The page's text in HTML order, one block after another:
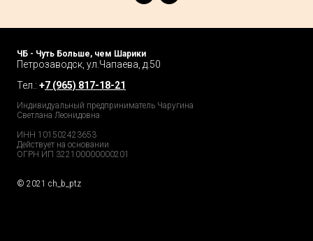
ЧБ - Чуть Больше, чем Шарики
Петрозаводск, ул.Чапаева, д.50
Тел.: +7 (965) 817-18-21
Индивидуальный предприниматель Чаругина
Светлана Леонидовна
ИНН 101502423653
Действует на основании
ОГРН ИП 322100000000201
© 2021 ch_b_ptz